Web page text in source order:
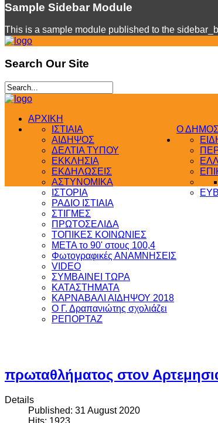
Sample Sidebar Module
This is a sample module published to the
Search Our Site
ΑΡΧΙΚΗ
Ο ΔΗΜΟΣ
ΙΣΤΙΑΙΑ
ΑΙΔΗΨΟΣ
ΔΕΛΤΙΑ ΤΥΠΟΥ
ΕΚΚΛΗΣΙΑ
ΕΚΔΗΛΩΣΕΙΣ
ΑΣΤΥΝΟΜΙΚΑ
ΙΣΤΟΡΙΑ
ΡΑΔΙΟ ΙΣΤΙΑΙΑ
ΣΤΙΓΜΕΣ
ΠΡΩΤΟΣΕΛΙΔΑ
ΤΟΠΙΚΕΣ ΚΟΙΝΩΝΙΕΣ
ΜΕΤΑ το 90' στους 100,4
Φωτογραφικές ΑΝΑΜΝΗΣΕΙΣ
VIDEO
ΣΥΜΒΑΙΝΕΙ ΤΩΡΑ
ΚΑΤΑΣΤΗΜΑΤΑ
ΚΑΡΝΑΒΑΛΙ ΑΙΔΗΨΟΥ 2018
Ο Γ. Δραπανιώτης σχολιάζει
ΡΕΠΟΡΤΑΖ
πρωταθλήματος στον
Details
Published: 31 August 2020
Hits: 1923